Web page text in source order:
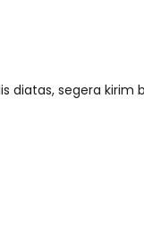
diatas, segera kirim